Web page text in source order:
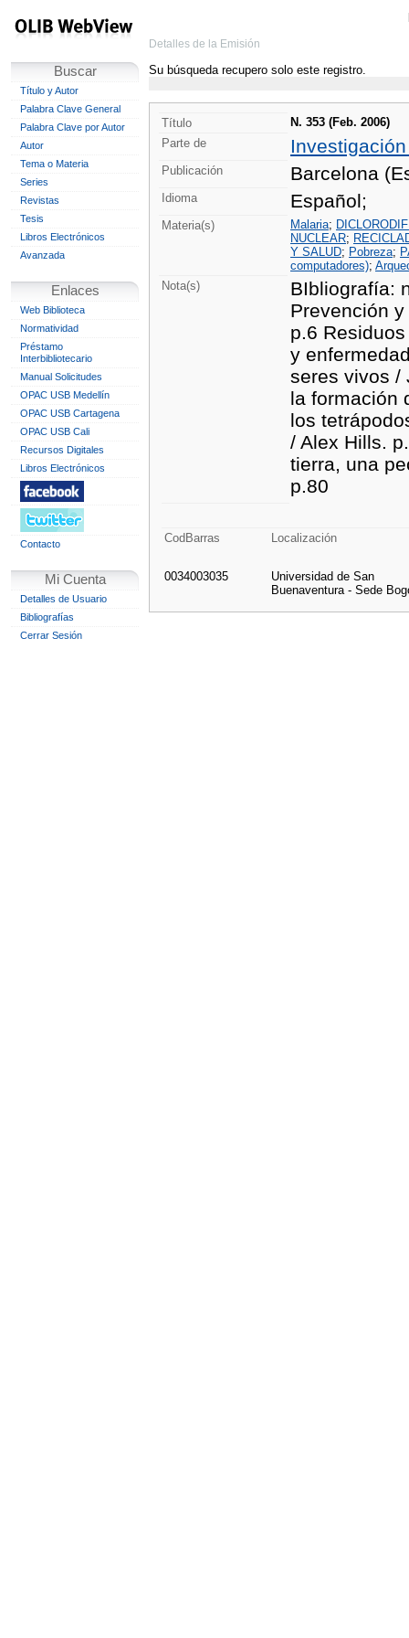
Buscar
Título y Autor
Palabra Clave General
Palabra Clave por Autor
Autor
Tema o Materia
Series
Revistas
Tesis
Libros Electrónicos
Avanzada
Enlaces
Web Biblioteca
Normatividad
Préstamo
Interbibliotecario
Manual Solicitudes
OPAC USB Medellín
OPAC USB Cartagena
OPAC USB Cali
Recursos Digitales
Libros Electrónicos
Contacto
Mi Cuenta
Detalles de Usuario
Bibliografías
Cerrar Sesión
Detalles de la Emisión
Su búsqueda recupero solo este registro.
Título
N. 353 (Feb. 2006)
Parte de
Publicación Barcelona
Idioma Español;
Materia(s) Malaria;
NUCLEAR;
Y SALUD; Pobreza;
computadores);
Nota(s)
BIbliografía:
Prevención
p.6
y
seres vivos /
la formación
los
/ Alex Hills.
tierra, una
p.80
CodBarras Localización
0034003035
Universidad de San
Buenaventura - Sede